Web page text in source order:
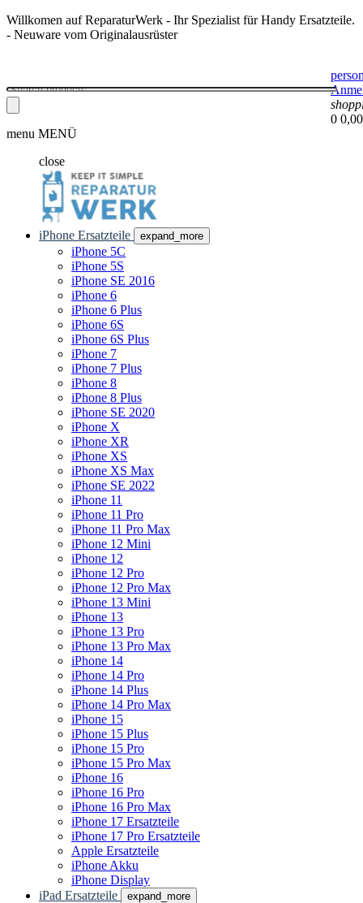
Willkomen auf ReparaturWerk - Ihr Spezialist für Handy Ersatzteile.
- Neuware vom Originalausrüster
0
menu MENÜ
close
iPhone Ersatzteile expand_more
iPhone 5C
iPhone 5S
iPhone SE 2016
iPhone 6
iPhone 6 Plus
iPhone 6S
iPhone 6S Plus
iPhone 7
iPhone 7 Plus
iPhone 8
iPhone 8 Plus
iPhone SE 2020
iPhone X
iPhone XR
iPhone XS
iPhone XS Max
iPhone SE 2022
iPhone 11
iPhone 11 Pro
iPhone 11 Pro Max
iPhone 12 Mini
iPhone 12
iPhone 12 Pro
iPhone 12 Pro Max
iPhone 13 Mini
iPhone 13
iPhone 13 Pro
iPhone 13 Pro Max
iPhone 14
iPhone 14 Pro
iPhone 14 Plus
iPhone 14 Pro Max
iPhone 15
iPhone 15 Plus
iPhone 15 Pro
iPhone 15 Pro Max
iPhone 16
iPhone 16 Pro
iPhone 16 Pro Max
iPhone 17 Ersatzteile
iPhone 17 Pro Ersatzteile
Apple Ersatzteile
iPhone Akku
iPhone Display
iPad Ersatzteile
expand_more